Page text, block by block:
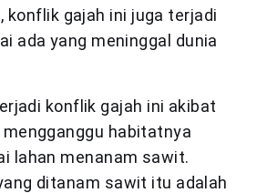
konflik gajah ini juga terjadi
ada yang meninggal dunia
konflik gajah ini akibat
habitatnya
lahan menanam sawit.
ditanam sawit itu adalah